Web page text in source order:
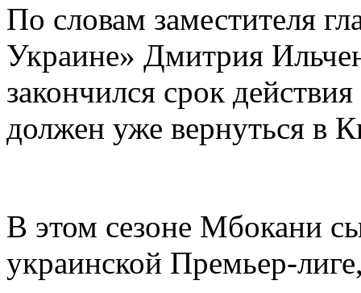
По словам заместителя
Украине» Дмитрия
закончился срок
должен уже вернуться в
В этом сезоне Мбокани
украинской Премьер-